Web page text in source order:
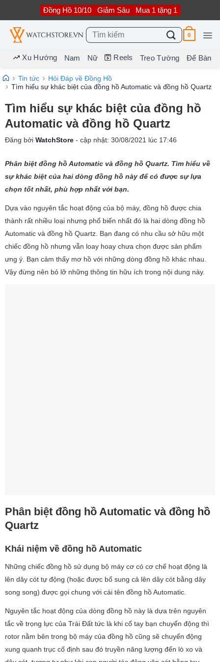
nội
dung
Đồng Hồ 10/10 Giảm Sâu Mua 1 tặng 1
Tìm
kiếm:
0
Xu Hướng Nam Nữ Reels Treo Tường Để Bàn
Tin tức
Hỏi Đáp về Đồng Hồ
Tìm hiểu sự khác biệt của đồng hồ Automatic và đồng hồ Quartz
Tìm hiểu sự khác biệt của đồng hồ
Automatic và đồng hồ Quartz
Đăng bởi WatchStore - cập nhật: 30/08/2021 lúc 17:46
Phân biệt đồng hồ Automatic và đồng hồ Quartz. Tìm hiểu về
sự khác biệt của hai dòng đồng hồ này để có được sự lựa
chọn tốt nhất, phù hợp nhất với bạn.
Dựa vào nguyên tắc hoạt động của bộ máy, đồng hồ được chia
thành rất nhiều loại nhưng phổ biến nhất đó là hai dòng đồng hồ
Automatic và đồng hồ Quartz. Bạn đang có nhu cầu sở hữu một
chiếc đồng hồ nhưng vẫn loay hoay chưa chọn được sản phẩm
ưng ý. Bạn cảm thấy mơ hồ với những dòng đồng hồ khác nhau.
Vậy đừng nên bỏ lỡ những thông tin hữu ích trong nội dung này.
Phân biệt đồng hồ Automatic và đồng hồ
Quartz
Khái niệm về đồng hồ Automatic
Những chiếc đồng hồ sử dụng bộ máy cơ có cơ chế hoạt động là
lên dây cót tự động (hoặc được bổ sung cả lên dây cót bằng dây
song song) được gọi chung với cái tên đồng hồ Automatic.
Nguyên tắc hoạt động của dòng đồng hồ này là dựa trên nguyên
tắc về trọng lực của Trái Đất tức là khi cổ tay bạn chuyển động thì
rotor nằm bên trong bộ máy của đồng hồ cũng sẽ chuyển động
xung quanh trục cố định sau đó truyền năng lượng đến lò xo và